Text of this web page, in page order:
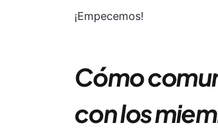
¡Empecemos!
Cómo
con los